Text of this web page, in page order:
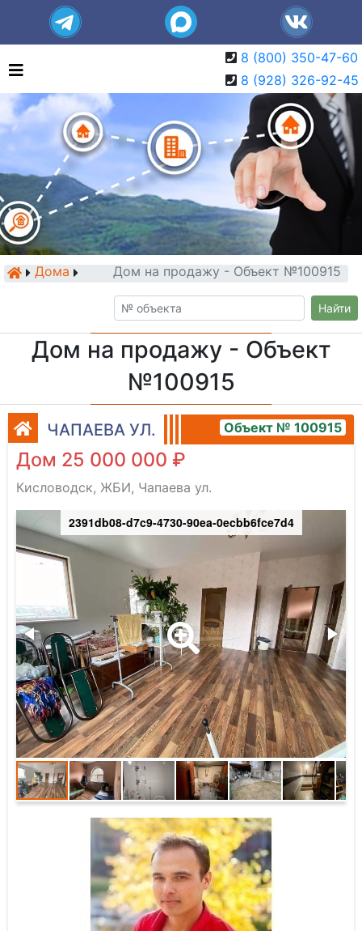
8 (800) 350-47-60
8 (928) 326-92-45
Дома Дом на продажу - Объект №100915
Найти
Дом на продажу - Объект
№100915
ЧАПАЕВА УЛ. Объект № 100915
Дом 25 000 000 ₽
Кисловодск, ЖБИ, Чапаева ул.
2391db08-d7c9-4730-90ea-0ecbb6fce7d4